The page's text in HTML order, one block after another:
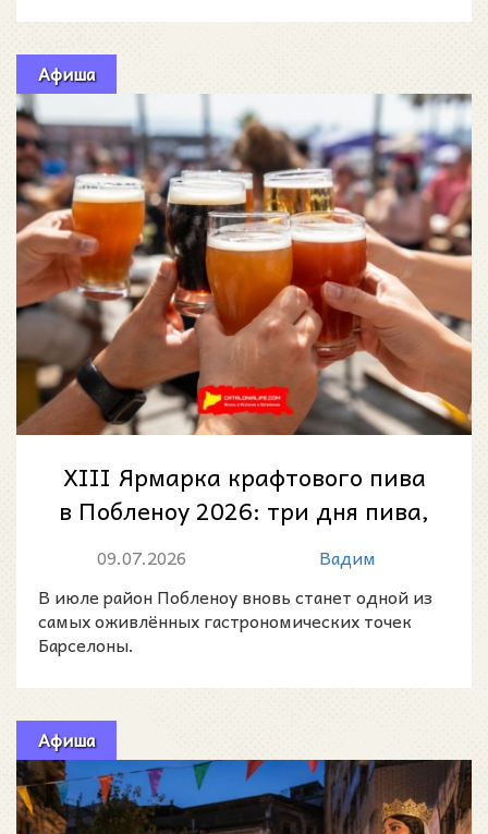
Афиша
XIII Ярмарка крафтового пива
в Побленоу 2026: три дня пива,
музыки и летней Барселоны
09.07.2026
Вадим
В июле район Побленоу вновь станет одной из
самых оживлённых гастрономических точек
Барселоны.
Афиша